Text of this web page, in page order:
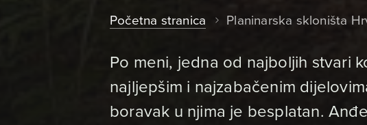
Početna stranica Planinarska skloništa
Po meni, jedna od najboljih stvari
najljepšim i najzabačenim
boravak u njima je besplatan.